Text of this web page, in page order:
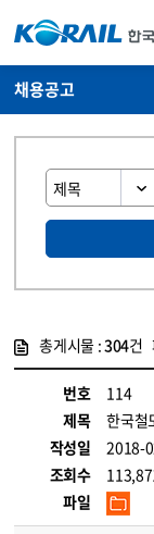
채용공고
총게시물 :304건
번호
114
제목
한국철
작성일
2018-
조회수
파일